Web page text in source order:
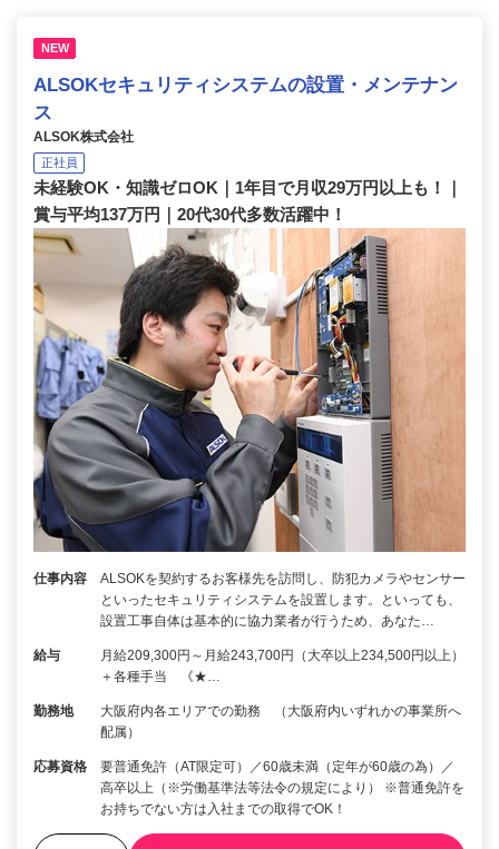
NEW
ALSOKセキュリティシステムの設置・メンテナン
ス
ALSOK株式会社
正社員
未経験OK・知識ゼロOK｜1年目で月収29万円以上も！｜
賞与平均137万円｜20代30代多数活躍中！
仕事内容
ALSOKを契約するお客様先を訪問し、防犯カメラやセンサー
といったセキュリティシステムを設置します。といっても、
設置工事自体は基本的に協力業者が行うため、あなた…
給与
月給209,300円～月給243,700円（大卒以上234,500円以上）
＋各種手当 《★…
勤務地
大阪府内各エリアでの勤務 （大阪府内いずれかの事業所へ
配属）
応募資格
要普通免許（AT限定可）／60歳未満（定年が60歳の為）／
高卒以上（※労働基準法等法令の規定により） ※普通免許を
お持ちでない方は入社までの取得でOK！